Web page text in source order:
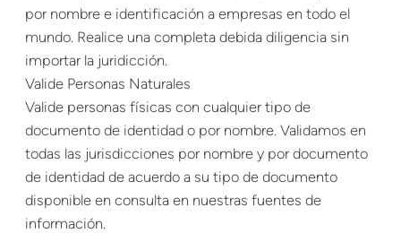
por nombre e identificación a empresas en todo el
mundo. Realice una completa debida diligencia sin
importar la juridicción.
Valide Personas Naturales
Valide personas físicas con cualquier tipo de
documento de identidad o por nombre. Validamos en
todas las jurisdicciones por nombre y por documento
de identidad de acuerdo a su tipo de documento
disponible en consulta en nuestras fuentes de
información.